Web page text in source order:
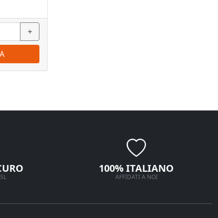
+
100% ITALIANO
AFFIDATI A NOI